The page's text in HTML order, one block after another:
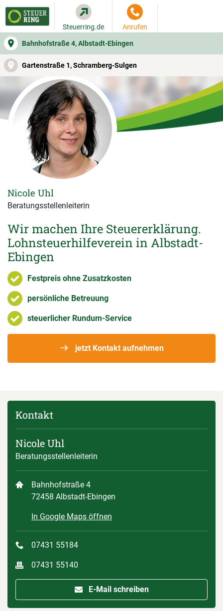
Bahnhofstraße 4, Albstadt-Ebingen
Gartenstraße 1, Schramberg-Sulgen
Steuerring.de Anrufen
WER SIE BERÄT BEITRAGSRECHNER
Wir machen Ihre Steuererklärung.
Lohnsteuerhilfeverein in Albstadt-
Ebingen
Festpreis ohne Zusatzkosten
persönliche Betreuung
steuerlicher Rundum-Service
jetzt Kontakt aufnehmen
Nicole Uhl
Beratungsstellenleiterin
Kontakt
Nicole Uhl
Beratungsstellenleiterin
Bahnhofstraße 4
72458 Albstadt-Ebingen
In Google Maps öffnen
07431 55184
07431 55140
E-Mail schreiben